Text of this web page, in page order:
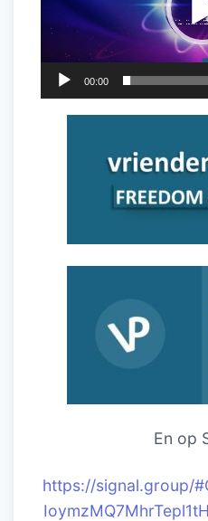
00:00
En op
https://signal.group/